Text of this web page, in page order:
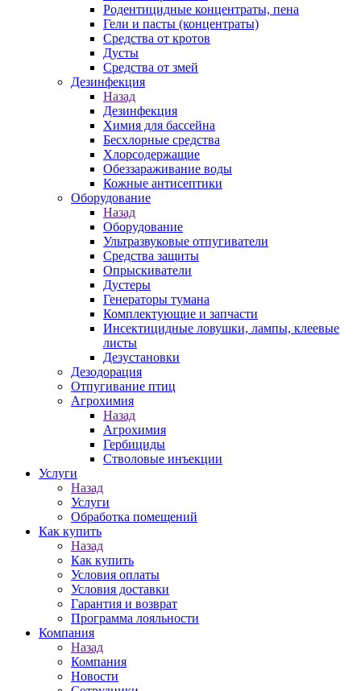
Родентицидные концентраты, пена
Гели и пасты (концентраты)
Средства от кротов
Дусты
Средства от змей
Дезинфекция
Назад
Дезинфекция
Химия для бассейна
Бесхлорные средства
Хлорсодержащие
Обеззараживание воды
Кожные антисептики
Оборудование
Назад
Оборудование
Ультразвуковые отпугиватели
Средства защиты
Опрыскиватели
Дустеры
Генераторы тумана
Комплектующие и запчасти
Инсектицидные ловушки, лампы, клеевые
листы
Дезустановки
Дезодорация
Отпугивание птиц
Агрохимия
Назад
Агрохимия
Гербициды
Стволовые инъекции
Услуги
Назад
Услуги
Обработка помещений
Как купить
Назад
Как купить
Условия оплаты
Условия доставки
Гарантия и возврат
Программа лояльности
Компания
Назад
Компания
Новости